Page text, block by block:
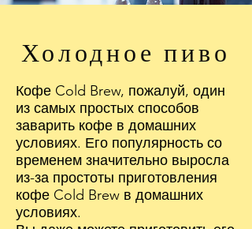
Холодное пиво
Кофе Cold Brew, пожалуй, один
из самых простых способов
заварить кофе в домашних
условиях. Его популярность со
временем значительно выросла
из-за простоты приготовления
кофе Cold Brew в домашних
условиях.